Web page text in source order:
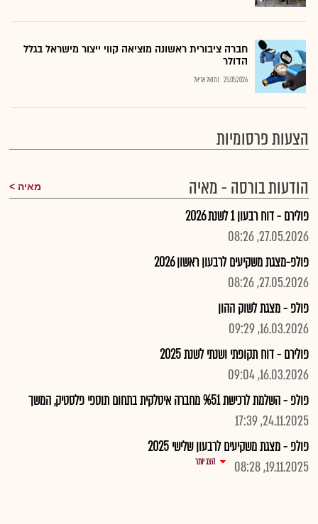
חברה ציבורית ראשונה מוציאה קווי ייצור מישראל בגלל
הדולר
25.05.2026 נתנאל אריאל
הצעות פרסומיות
הודעות בורסה - מאיה
מאיה
פולירם - דוח רבעון 1 לשנת 2026
27.05.2026, 08:26
פולפ-מצגת משקיעים לרבעון ראשון 2026
27.05.2026, 08:26
פולפ - מצגת לשוק ההון
16.03.2026, 09:29
פולירם - דוח תקופתי ושנתי לשנת 2025
16.03.2026, 09:04
פולפ - השלמת לרכישת %51 מחברה איטלקית בתחום תוספי פלסטיק, המשך
24.11.2025, 17:39
פולפ - מצגת משקיעים לרבעון שלישי 2025
19.11.2025, 08:28
הצג יותר